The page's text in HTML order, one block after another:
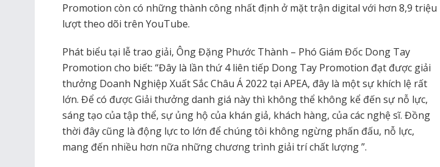
Promotion còn có những thành công nhất định ở mặt trận digital với hơn 8,9 triệu
lượt theo dõi trên YouTube.
Phát biểu tại lễ trao giải, Ông Đặng Phước Thành – Phó Giám Đốc Dong Tay
Promotion cho biết: “Đây là lần thứ 4 liên tiếp Dong Tay Promotion đạt được giải
thưởng Doanh Nghiệp Xuất Sắc Châu Á 2022 tại APEA, đây là một sự khích lệ rất
lớn. Để có được Giải thưởng danh giá này thì không thể không kể đến sự nỗ lực,
sáng tạo của tập thể, sự ủng hộ của khán giả, khách hàng, của các nghệ sĩ. Đồng
thời đây cũng là động lực to lớn để chúng tôi không ngừng phấn đấu, nỗ lực,
mang đến nhiều hơn nữa những chương trình giải trí chất lượng ”.